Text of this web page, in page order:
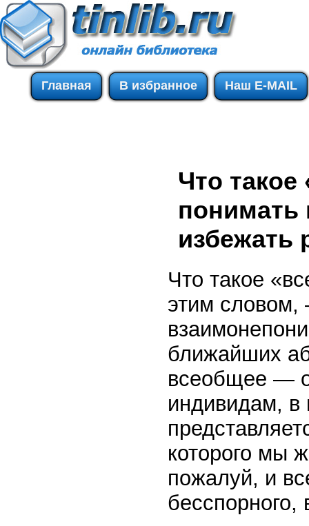
Главная В избранное Наш E-MAIL
Что
избежать
Что такое
этим
ближайших
всеобщее —
индивидам, в
которого мы
пожалуй, и